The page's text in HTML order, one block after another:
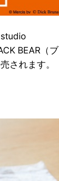
BEAR（ブ
されます。